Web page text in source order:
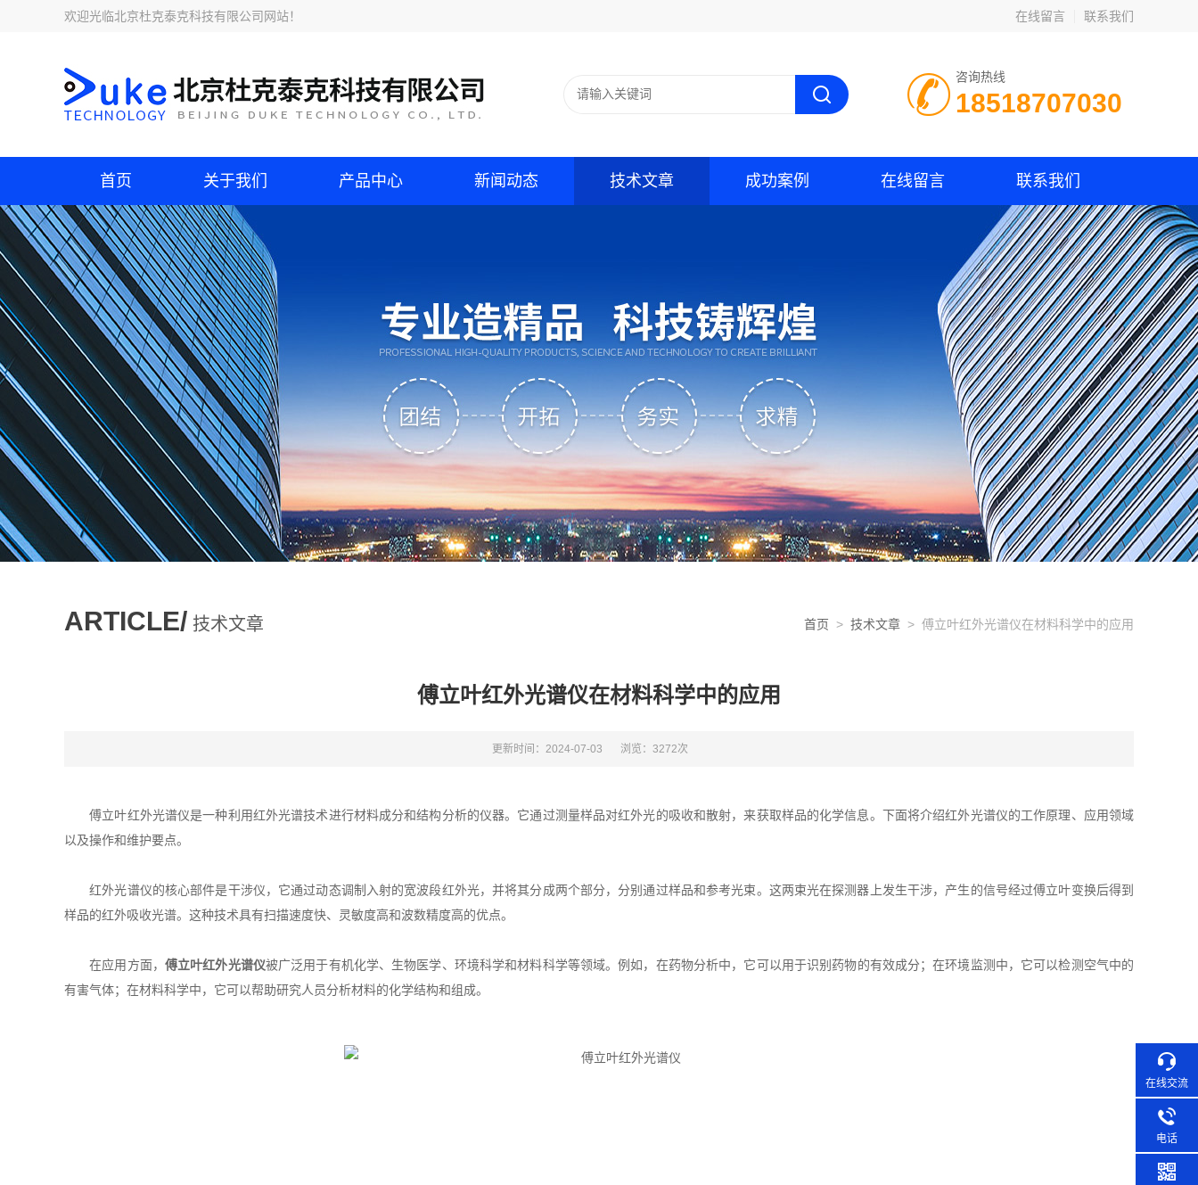
欢迎光临北京杜克泰克科技有限公司网站！ 在线留言 联系我们
咨询热线
18518707030
首页 关于我们 产品中心 新闻动态 技术文章 成功案例 在线留言 联系我们
ARTICLE/ 技术文章 首页 > 技术文章 > 傅立叶红外光谱仪在材料科学中的应用
傅立叶红外光谱仪在材料科学中的应用
更新时间：2024-07-03 浏览：3272次
傅立叶红外光谱仪是一种利用红外光谱技术进行材料成分和结构分析的仪器。它通过测量样品对红外光的吸收和散射，来获取样品的化学信息。下面将介绍红外光谱仪的工作原理、应用领域
以及操作和维护要点。
红外光谱仪的核心部件是干涉仪，它通过动态调制入射的宽波段红外光，并将其分成两个部分，分别通过样品和参考光束。这两束光在探测器上发生干涉，产生的信号经过傅立叶变换后得到
样品的红外吸收光谱。这种技术具有扫描速度快、灵敏度高和波数精度高的优点。
在应用方面， 傅立叶红外光谱仪被广泛用于有机化学、生物医学、环境科学和材料科学等领域。例如，在药物分析中，它可以用于识别药物的有效成分；在环境监测中，它可以检测空气中的
有害气体；在材料科学中，它可以帮助研究人员分析材料的化学结构和组成。
在线交流
电话